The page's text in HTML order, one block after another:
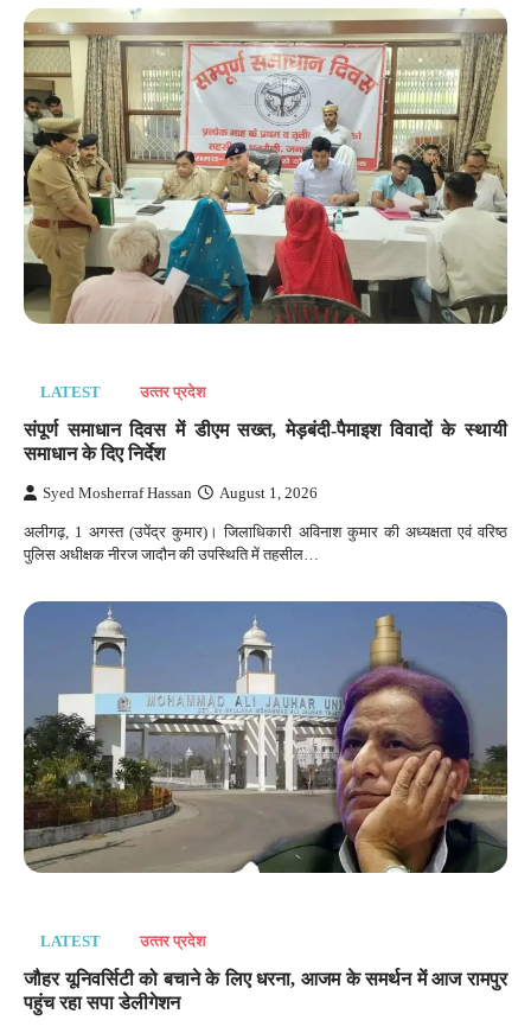
LATEST उत्‍तर प्रदेश
संपूर्ण समाधान दिवस में डीएम सख्त, मेड़बंदी-पैमाइश विवादों के स्थायी
समाधान के दिए निर्देश
Syed Mosherraf Hassan August 1, 2026
अलीगढ़, 1 अगस्त (उपेंद्र कुमार)। जिलाधिकारी अविनाश कुमार की अध्यक्षता एवं वरिष्ठ
पुलिस अधीक्षक नीरज जादौन की उपस्थिति में तहसील…
LATEST उत्‍तर प्रदेश
जौहर यूनिवर्सिटी को बचाने के लिए धरना, आजम के समर्थन में आज रामपुर
पहुंच रहा सपा डेलीगेशन